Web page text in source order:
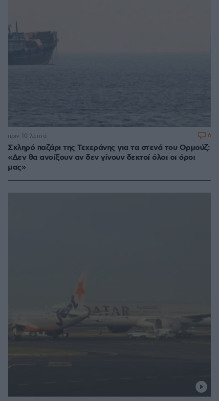
Σκληρό παζάρι της Τεχεράνης για τα στενά του Ορμούζ:
«Δεν θα ανοίξουν αν δεν γίνουν δεκτοί όλοι οι όροι
μας»
πριν 10 λεπτά 6